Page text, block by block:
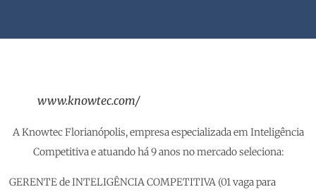
www.knowtec.com/
A Knowtec Florianópolis, empresa especializada em Inteligência
Competitiva e atuando há 9 anos no mercado seleciona:
GERENTE de INTELIGÊNCIA COMPETITIVA (01 vaga para